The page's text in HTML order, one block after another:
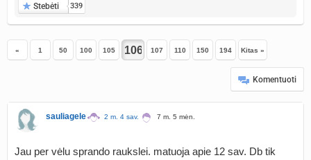
Stebėti 339
« 1 50 100 105 107 110 150 194 Kitas »
Komentuoti
sauliagele 2 m. 4 sav. 7 m. 5 mėn.
Jau per vėlu sprando raukslei. matuoja apie 12 sav. Db tik